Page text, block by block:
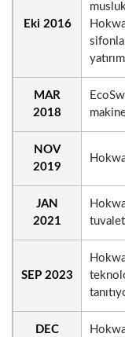
Eki 2016
MAR
2018
NOV
2019
JAN
2021
tuvalet
SEP 2023
DEC